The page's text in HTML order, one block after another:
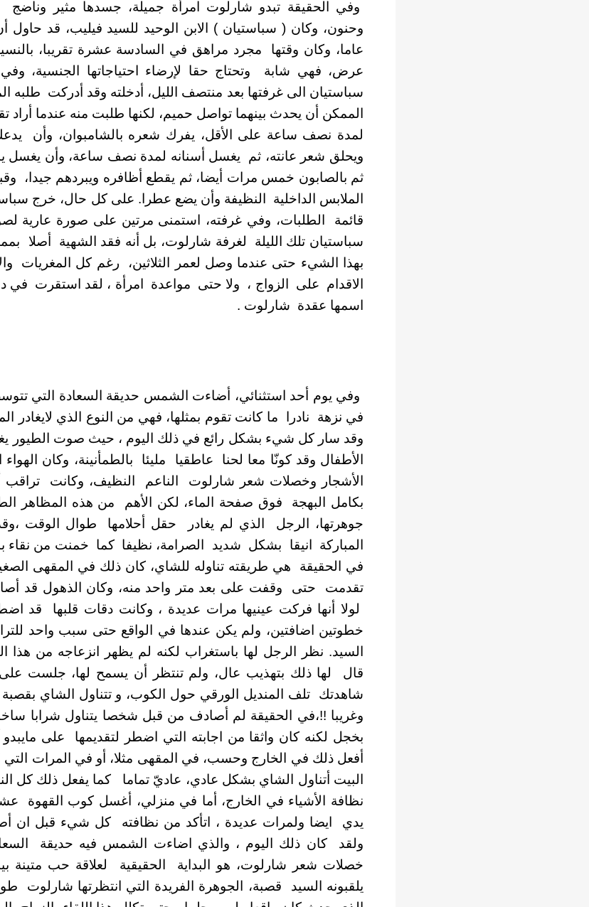
وفي الحقيقة تبدو شارلوت امرأة جميلة، جسدها مثير وناضج
وحنون، وكان ( سباستيان ) الابن الوحيد للسيد فيليب، قد
عاما، وكان وقتها مجرد مراهق في السادسة عشرة تقريبا،
عرض، فهي شابة وتحتاج حقا لإرضاء احتياجاتها الجنسية،
سباستيان الى غرفتها بعد منتصف الليل، أدخلته وقد أدركت طلبه
الممكن أن يحدث بينهما تواصل حميم، لكنها طلبت منه عندما أراد
لمدة نصف ساعة على الأقل، يفرك شعره بالشامبوان، وأن
ويحلق شعر عانته، ثم يغسل أسنانه لمدة نصف ساعة، وأن
ثم بالصابون خمس مرات أيضا، ثم يقطع أظافره ويبردهم جيدا،
الملابس الداخلية النظيفة وأن يضع عطرا. على كل حال، خرج
قائمة الطلبات، وفي غرفته، استمنى مرتين على صورة عارية
سباستيان تلك الليلة لغرفة شارلوت، بل أنه فقد الشهية أصلا
بهذا الشيء حتى عندما وصل لعمر الثلاثين، رغم كل المغريات
الاقدام على الزواج ، ولا حتى مواعدة امرأة ، لقد استقرت في
اسمها عقدة شارلوت .
وفي يوم أحد استثنائي، أضاءت الشمس حديقة السعادة التي
في نزهة نادرا ما كانت تقوم بمثلها، فهي من النوع الذي لايغادر
وقد سار كل شيء بشكل رائع في ذلك اليوم ، حيث صوت الطيور
الأطفال وقد كونّا معا لحنا عاطقيا مليئا بالطمأنينة، وكان
الأشجار وخصلات شعر شارلوت الناعم النظيف، وكانت تراقب
بكامل البهجة فوق صفحة الماء، لكن الأهم من هذه المظاهر
جوهرتها، الرجل الذي لم يغادر حقل أحلامها طوال الوقت
المباركة انيقا بشكل شديد الصرامة، نظيفا كما خمنت من نقاء
في الحقيقة هي طريقته تناوله للشاي، كان ذلك في المقهى
تقدمت حتى وقفت على بعد متر واحد منه، وكان الذهول قد
لولا أنها فركت عينيها مرات عديدة ، وكانت دقات قلبها قد
خطوتين اضافتين، ولم يكن عندها في الواقع حتى سبب واحد
السيد. نظر الرجل لها باستغراب لكنه لم يظهر انزعاجه من هذا
قال لها ذلك بتهذيب عال، ولم تنتظر أن يسمح لها، جلست
شاهدتك تلف المنديل الورقي حول الكوب، و تتناول الشاي بقصبة
وغريبا !!،في الحقيقة لم أصادف من قبل شخصا يتناول شرابا
بخجل لكنه كان واثقا من اجابته التي اضطر لتقديمها على مايبدو
أفعل ذلك في الخارج وحسب، في المقهى مثلا، أو في المرات التي
البيت أتناول الشاي بشكل عادي، عاديّ تماما كما يفعل ذلك كل
نظافة الأشياء في الخارج، أما في منزلي، أغسل كوب القهوة
يدي ايضا ولمرات عديدة ، اتأكد من نظافته كل شيء قبل ان
ولقد كان ذلك اليوم ، والذي اضاءت الشمس فيه حديقة
خصلات شعر شارلوت، هو البداية الحقيقية لعلاقة حب متينة
يلقبونه السيد قصبة، الجوهرة الفريدة التي انتظرتها شارلوت